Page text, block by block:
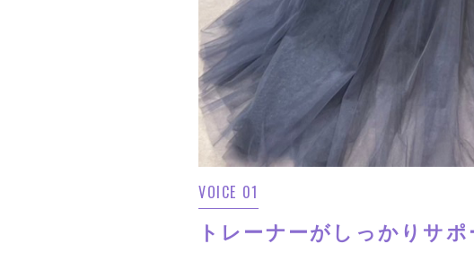
VOICE 01
トレーナーがしっかりサ